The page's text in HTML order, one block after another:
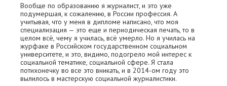
Вообще по образованию я журналист, и это уже
подумершая, к сожалению, в России профессия. А
учитывая, что у меня в дипломе написано, что моя
специализация — это еще и периодическая печать, то в
целом всё, чему я училась, всё умерло. Но я училась на
журфаке в Российском государственном социальном
университете, и это, видимо, подогрело мой интерес к
социальной тематике, социальной сфере. Я стала
потихонечку во все это вникать, и в 2014-ом году это
вылилось в мастерскую социальной журналистики.